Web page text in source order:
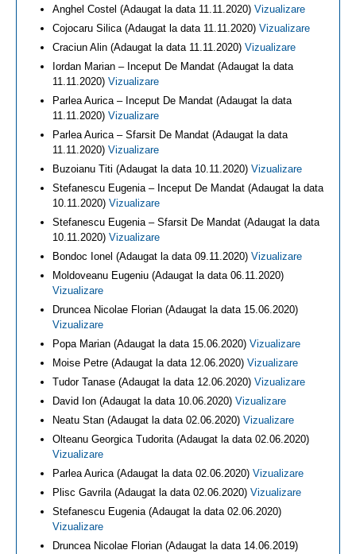
Anghel Costel (Adaugat la data 11.11.2020) Vizualizare
Cojocaru Silica (Adaugat la data 11.11.2020) Vizualizare
Craciun Alin (Adaugat la data 11.11.2020) Vizualizare
Iordan Marian – Inceput De Mandat (Adaugat la data
11.11.2020) Vizualizare
Parlea Aurica – Inceput De Mandat (Adaugat la data
11.11.2020) Vizualizare
Parlea Aurica – Sfarsit De Mandat (Adaugat la data
11.11.2020) Vizualizare
Buzoianu Titi (Adaugat la data 10.11.2020) Vizualizare
Stefanescu Eugenia – Inceput De Mandat (Adaugat la data
10.11.2020) Vizualizare
Stefanescu Eugenia – Sfarsit De Mandat (Adaugat la data
10.11.2020) Vizualizare
Bondoc Ionel (Adaugat la data 09.11.2020) Vizualizare
Moldoveanu Eugeniu (Adaugat la data 06.11.2020)
Vizualizare
Druncea Nicolae Florian (Adaugat la data 15.06.2020)
Vizualizare
Popa Marian (Adaugat la data 15.06.2020) Vizualizare
Moise Petre (Adaugat la data 12.06.2020) Vizualizare
Tudor Tanase (Adaugat la data 12.06.2020) Vizualizare
David Ion (Adaugat la data 10.06.2020) Vizualizare
Neatu Stan (Adaugat la data 02.06.2020) Vizualizare
Olteanu Georgica Tudorita (Adaugat la data 02.06.2020)
Vizualizare
Parlea Aurica (Adaugat la data 02.06.2020) Vizualizare
Plisc Gavrila (Adaugat la data 02.06.2020) Vizualizare
Stefanescu Eugenia (Adaugat la data 02.06.2020)
Vizualizare
Druncea Nicolae Florian (Adaugat la data 14.06.2019)